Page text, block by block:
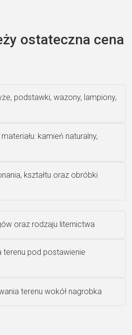
2
granitowa LG 12
ostateczna cena
podstawki, wazony, lampiony,
kamień naturalny,
kształtu oraz obróbki
oraz rodzaju liternictwa
terenu pod postawienie
terenu wokół nagrobka